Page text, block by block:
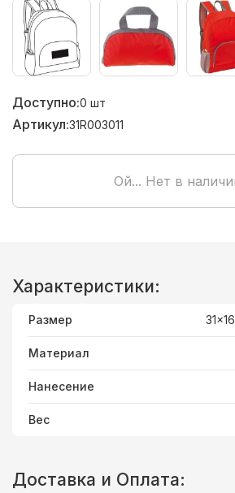
Доступно:0 шт
Артикул:31R003011
Ой... Нет в
Характеристики:
Размер
Материал
Нанесение
Вес
Доставка и Оплата: